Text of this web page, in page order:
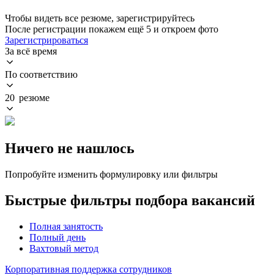
Чтобы видеть все резюме, зарегистрируйтесь
После регистрации покажем ещё 5 и откроем фото
Зарегистрироваться
За всё время
По соответствию
20 резюме
Ничего не нашлось
Попробуйте изменить формулировку или фильтры
Быстрые фильтры подбора вакансий
Полная занятость
Полный день
Вахтовый метод
Корпоративная поддержка сотрудников